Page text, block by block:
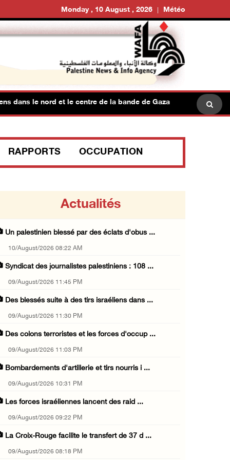
Monday , 10 August , 2026 Météo
le nord et le centre de la bande de Gaza Des
RAPPORTS OCCUPATION
Actualités
Un palestinien blessé par des éclats d'obus ...
10/August/2026 08:22 AM
Syndicat des journalistes palestiniens : 108 ...
09/August/2026 11:45 PM
Des blessés suite à des tirs israéliens dans ...
09/August/2026 11:30 PM
Des colons terroristes et les forces d'occup ...
09/August/2026 11:03 PM
Bombardements d'artillerie et tirs nourris i ...
09/August/2026 10:31 PM
Les forces israéliennes lancent des raid ...
09/August/2026 09:22 PM
La Croix-Rouge facilite le transfert de 37 d ...
09/August/2026 08:18 PM